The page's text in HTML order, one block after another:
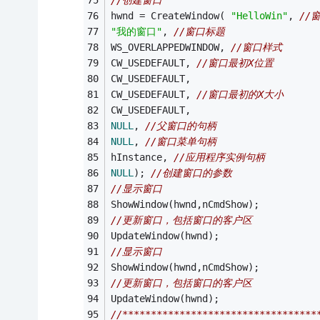
hwnd = CreateWindow(
"HelloWin" , //窗
"我的窗口" , //窗口标题
WS_OVERLAPPEDWINDOW, //窗口样式
CW_USEDEFAULT, //窗口最初X位置
CW_USEDEFAULT,
CW_USEDEFAULT, //窗口最初的X大小
CW_USEDEFAULT,
NULL , //父窗口的句柄
NULL , //窗口菜单句柄
hInstance, //应用程序实例句柄
NULL ); //创建窗口的参数
//显示窗口
ShowWindow(hwnd,nCmdShow);
//更新窗口，包括窗口的客户区
UpdateWindow(hwnd);
//显示窗口
ShowWindow(hwnd,nCmdShow);
//更新窗口，包括窗口的客户区
UpdateWindow(hwnd);
//